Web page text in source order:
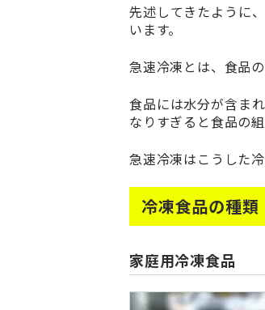
先述してきたように
います。
急速冷凍とは、食品
食品には水分が含ま
なりすぎると食品の
急速冷凍はこうした
冷凍食品の種類
家庭用冷凍食品